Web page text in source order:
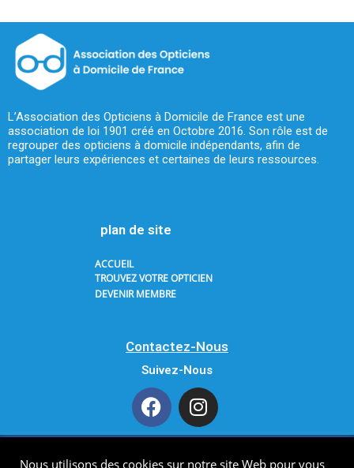
L’Association des Opticiens à Domicile de France est une
association de loi 1901 créé en Octobre 2016. Son rôle est de
regrouper des opticiens à domicile indépendants, afin de
partager leurs expériences et certaines de leurs ressources.
plan de site
ACCUEIL
TROUVEZ VOTRE OPTICIEN
DEVENIR MEMBRE
Contactez-Nous
Suivez-Nous
Nous utilisons des cookies sur notre site Web pour vous